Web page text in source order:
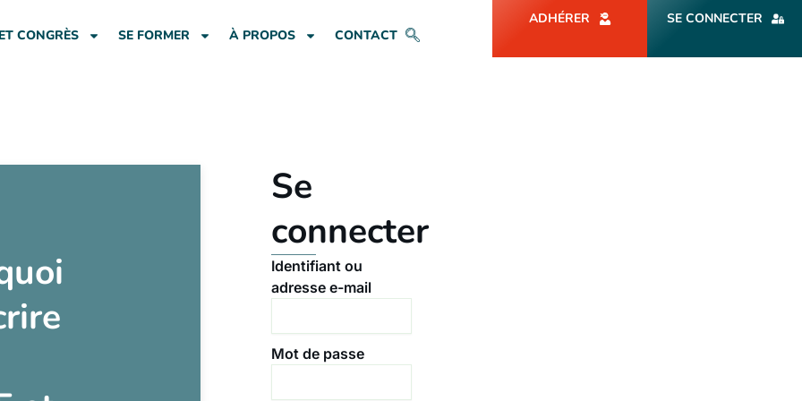
CONGRÈS SE FORMER À PROPOS CONTACT
ADHÉRER SE CONNECTER
Se
connecter
Identifiant ou
adresse e-mail
Mot de passe